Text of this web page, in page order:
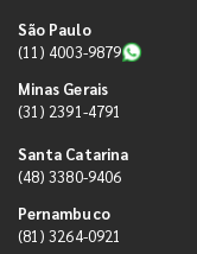
São Paulo
(11) 4003-9879
Minas Gerais
(31) 2391-4791
Santa Catarina
(48) 3380-9406
Pernambuco
(81) 3264-0921